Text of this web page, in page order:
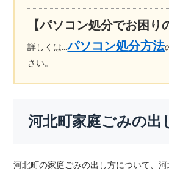
【パソコン処分でお困り
詳しくは…パソコン処分方法
さい。
河北町家庭ごみの出
河北町の家庭ごみの出し方について、